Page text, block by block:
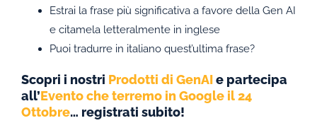
Estrai la frase più significativa a favore della Gen AI
e citamela letteralmente in inglese
Puoi tradurre in italiano quest’ultima frase?
Scopri i nostri Prodotti di GenAIe partecipa
all’Evento che terremo in Google il 24
Ottobre… registrati subito!